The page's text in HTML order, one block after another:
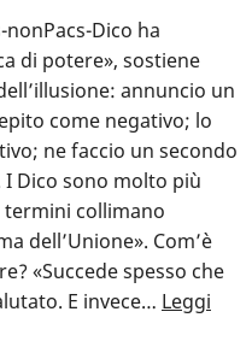
Dico ha
di potere», sostiene
annuncio un
come negativo; lo
ne faccio un secondo
Dico sono molto più
termini collimano
dell’Unione». Com’è
«Succede spesso che
E invece… Leggi